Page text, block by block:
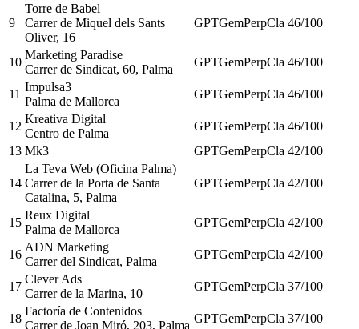
9
Torre de Babel
Carrer de Miquel dels Sants
Oliver, 16
GPTGemPerpCla 46/100
10
Marketing Paradise
Carrer de Sindicat, 60, Palma
GPTGemPerpCla 46/100
11
Impulsa3
Palma de Mallorca
GPTGemPerpCla 46/100
12
Kreativa Digital
Centro de Palma
GPTGemPerpCla 46/100
13 Mk3 GPTGemPerpCla 42/100
14
La Teva Web (Oficina Palma)
Carrer de la Porta de Santa
Catalina, 5, Palma
GPTGemPerpCla 42/100
15
Reux Digital
Palma de Mallorca
GPTGemPerpCla 42/100
16
ADN Marketing
Carrer del Sindicat, Palma
GPTGemPerpCla 42/100
17
Clever Ads
Carrer de la Marina, 10
GPTGemPerpCla 37/100
18
Factoría de Contenidos
Carrer de Joan Miró, 203, Palma
GPTGemPerpCla 37/100